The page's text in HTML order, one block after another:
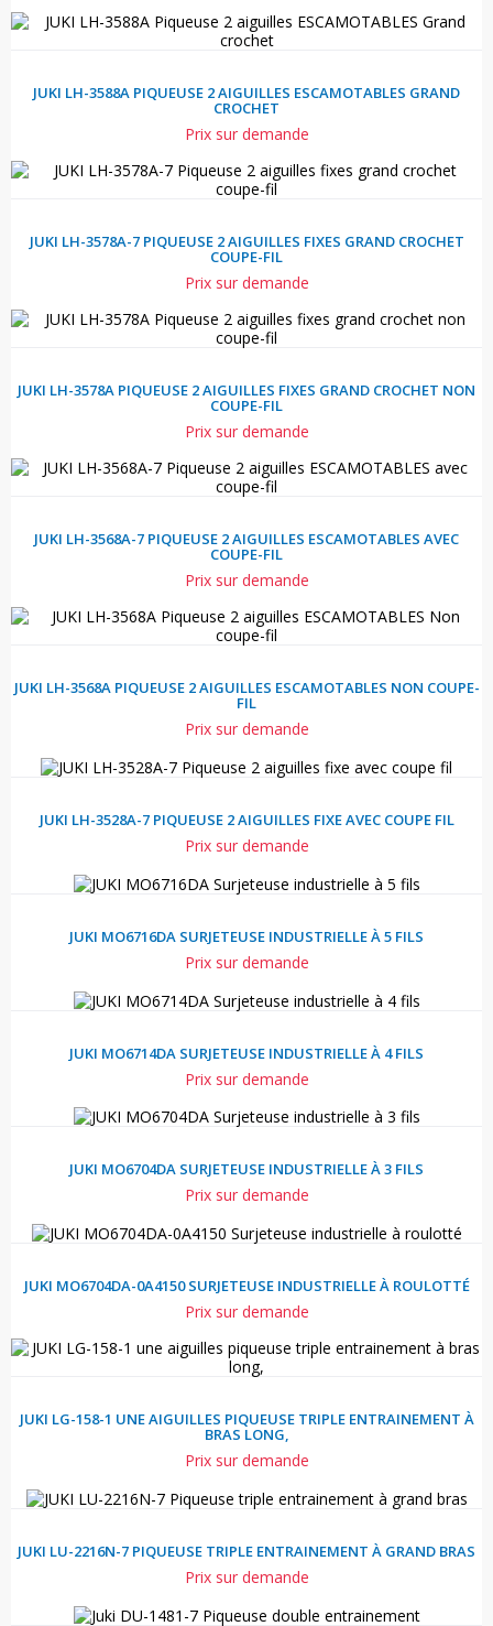
JUKI LH-3588A PIQUEUSE 2 AIGUILLES ESCAMOTABLES GRAND
CROCHET
Prix sur demande
JUKI LH-3578A-7 PIQUEUSE 2 AIGUILLES FIXES GRAND CROCHET
COUPE-FIL
Prix sur demande
JUKI LH-3578A PIQUEUSE 2 AIGUILLES FIXES GRAND CROCHET NON
COUPE-FIL
Prix sur demande
JUKI LH-3568A-7 PIQUEUSE 2 AIGUILLES ESCAMOTABLES AVEC
COUPE-FIL
Prix sur demande
JUKI LH-3568A PIQUEUSE 2 AIGUILLES ESCAMOTABLES NON COUPE-
FIL
Prix sur demande
JUKI LH-3528A-7 PIQUEUSE 2 AIGUILLES FIXE AVEC COUPE FIL
Prix sur demande
JUKI MO6716DA SURJETEUSE INDUSTRIELLE À 5 FILS
Prix sur demande
JUKI MO6714DA SURJETEUSE INDUSTRIELLE À 4 FILS
Prix sur demande
JUKI MO6704DA SURJETEUSE INDUSTRIELLE À 3 FILS
Prix sur demande
JUKI MO6704DA-0A4150 SURJETEUSE INDUSTRIELLE À ROULOTTÉ
Prix sur demande
JUKI LG-158-1 UNE AIGUILLES PIQUEUSE TRIPLE ENTRAINEMENT À
BRAS LONG,
Prix sur demande
JUKI LU-2216N-7 PIQUEUSE TRIPLE ENTRAINEMENT À GRAND BRAS
Prix sur demande